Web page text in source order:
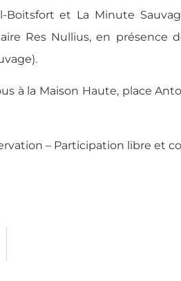
Boitsfort et La Minute
Res Nullius, en présence
à la Maison Haute, place
– Participation libre et